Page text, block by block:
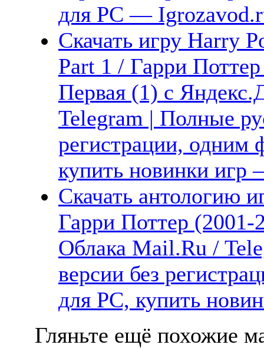
для PC —
Скачать игру Harry
Part 1 / Гарри
Первая (1) с
Telegram | Полные
регистрации, одним
купить новинки
Скачать антологию
Гарри Поттер (2001-
Облака Mail.Ru /
версии без
для PC, купить
Гляньте ещё похожие